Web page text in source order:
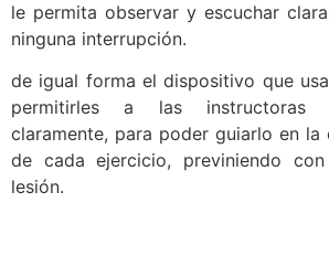
le permita observar y escuchar
ninguna interrupción.
de igual forma el dispositivo que
permitirles a las instructoras
claramente, para poder guiarlo en la
de cada ejercicio, previniendo
lesión.